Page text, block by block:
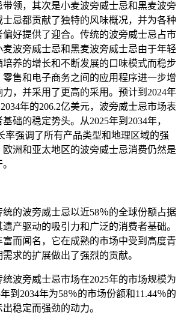
领，其次是小麦波旁威士忌和黑麦波旁
忌都贡献了独特的风味概况，并为各种
偏好提供了迎合。传统的波旁威士忌占市
波旁威士忌和黑麦波旁威士忌由于年轻
培养的增长和不断发展的口味模式而稳步
售和电子商务之间的应用程序进一步增
，并采用了更高的采用。预计到2024年
年的206.2亿美元，波旁威士忌市场表
础的稳定势头。从2025年到2034年，
率强调了所有产品类型和地理区域的强
洲和亚太地区的波旁威士忌消费仍然是
统的波旁威士忌以近58％的全球份额占据
产驱动的吸引力和广泛的消费者基础。
而闻名，它在成熟的市场中受到高度青
求的扩展做出了强烈的贡献。
波旁威士忌市场在2025年的市场规模为
到2034年为58％的市场份额和11.44％的
稳定而强劲的动力。